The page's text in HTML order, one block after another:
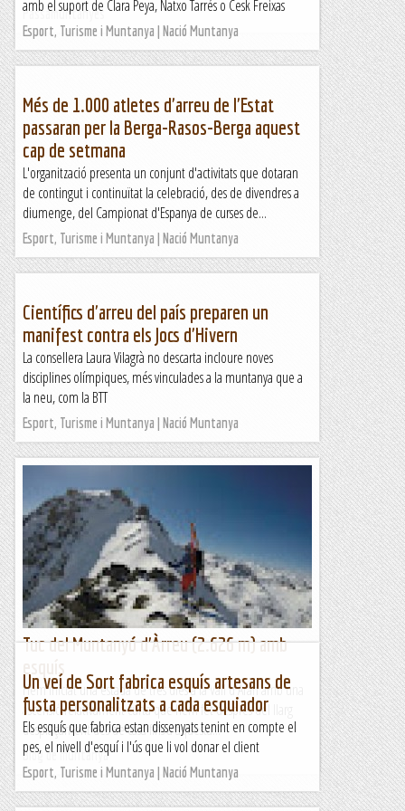
Passamuntanyes
amb el suport de Clara Peya, Natxo Tarrés o Cesk Freixas
Esport, Turisme i Muntanya | Nació Muntanya
Més de 1.000 atletes d'arreu de l'Estat
passaran per la Berga-Rasos-Berga aquest
cap de setmana
L'organització presenta un conjunt d'activitats que dotaran
de contingut i continuïtat la celebració, des de divendres a
diumenge, del Campionat d'Espanya de curses de...
Esport, Turisme i Muntanya | Nació Muntanya
Científics d'arreu del país preparen un
manifest contra els Jocs d'Hivern
La consellera Laura Vilagrà no descarta incloure noves
disciplines olímpiques, més vinculades a la muntanya que a
la neu, com la BTT
Esport, Turisme i Muntanya | Nació Muntanya
Tuc del Muntanyó d'Àrreu (2.626 m) amb
Hem iniciat una estada de tres dies a la Vall d'Aran amb una
ascensió relativament curta que hem fet després del llarg
desplaçament des de casa fins a aquesta...
Blog de muntanya
Un veí de Sort fabrica esquís artesans de
fusta personalitzats a cada esquiador
Els esquís que fabrica estan dissenyats tenint en compte el
pes, el nivell d'esquí i l'ús que li vol donar el client
Esport, Turisme i Muntanya | Nació Muntanya